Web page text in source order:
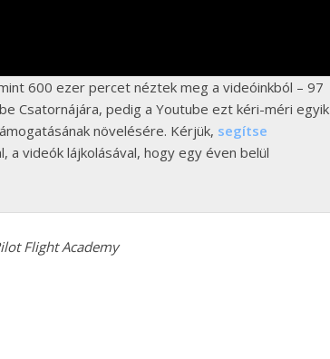
600 ezer percet néztek meg a videóinkból – 97
Csatornájára, pedig a Youtube ezt kéri-méri egyik
növelésére. Kérjük, segítse
a videók lájkolásával, hogy egy éven belül
Flight Academy